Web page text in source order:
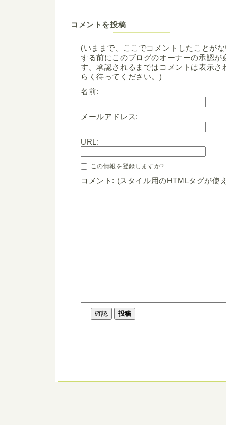
コメントを投稿
(いままで、ここでコメントしたことが
する前にこのブログのオーナーの承認が
す。承認されるまではコメントは表示さ
らく待ってください。)
名前:
メールアドレス:
URL:
この情報を登録しますか?
コメント: (スタイル用のHTMLタグが使